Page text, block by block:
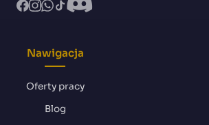
Nawigacja
Oferty pracy
Blog